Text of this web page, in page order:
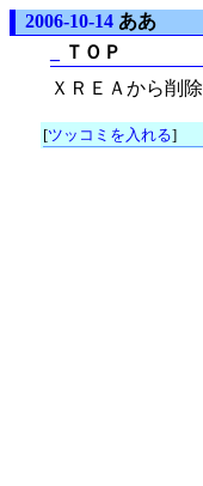
2006-10-14 ああ
ＴＯＰ
ＸＲＥＡから削除
[ツッコミを入れる]